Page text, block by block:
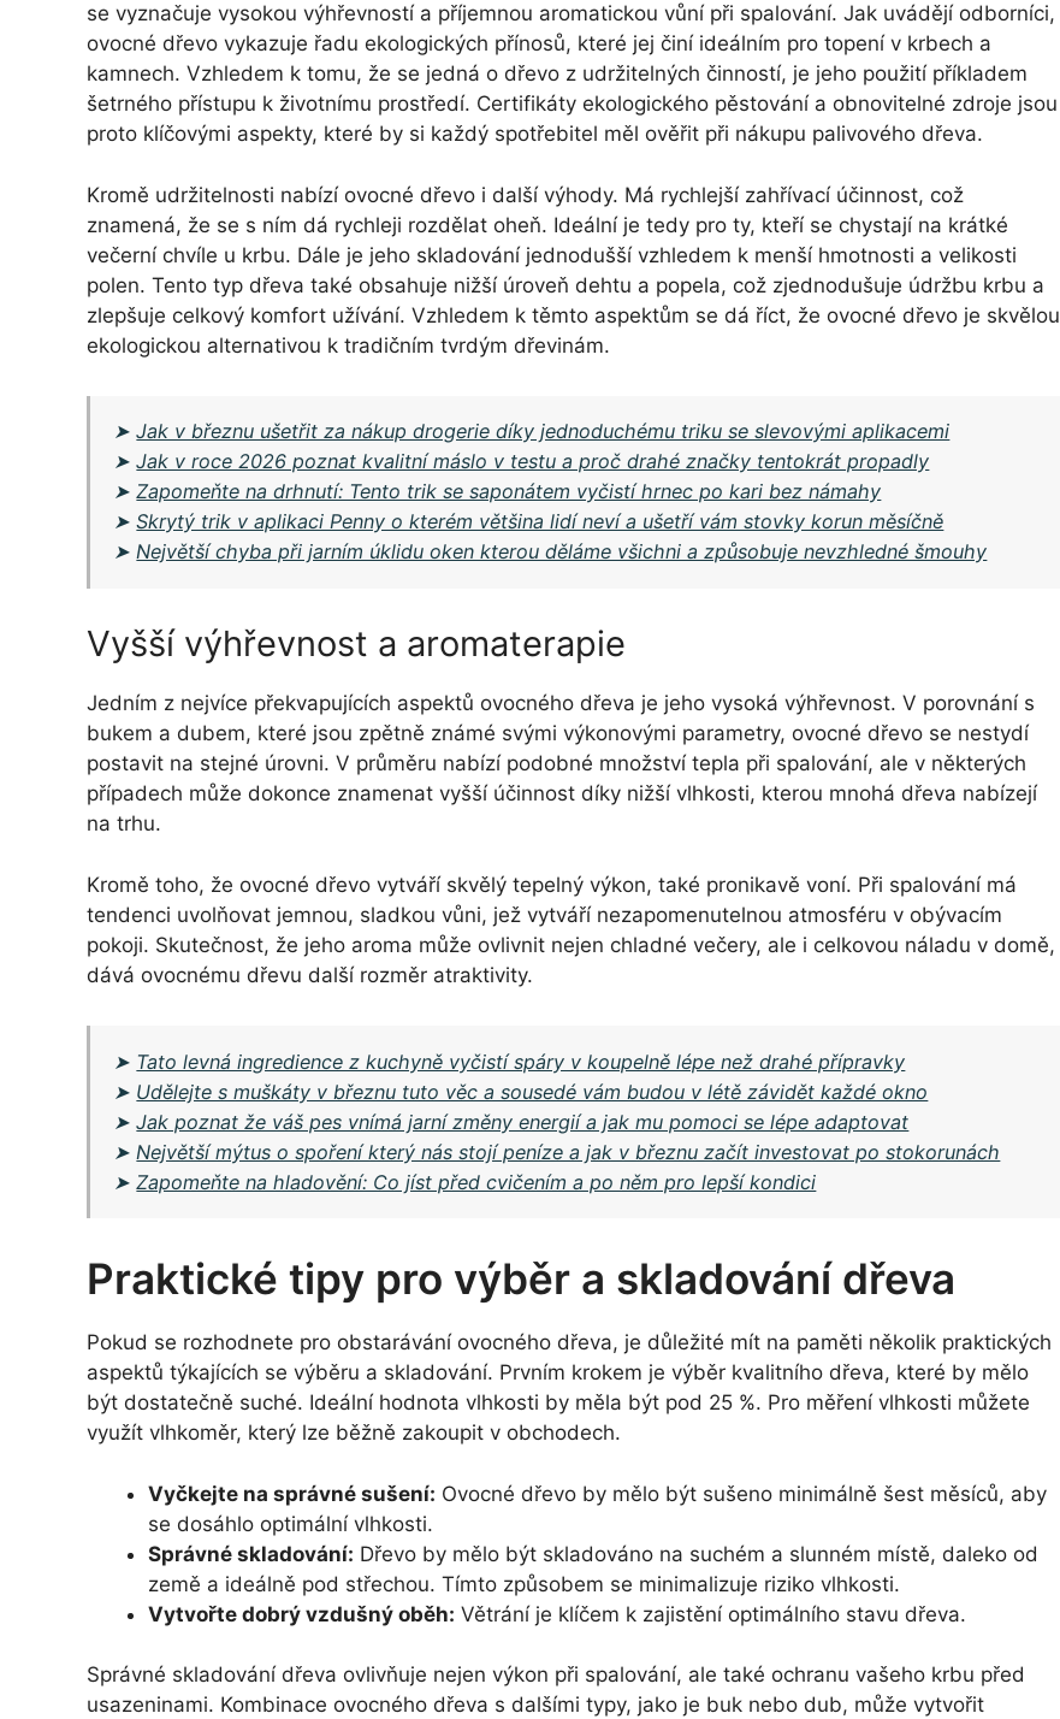
se vyznačuje vysokou výhřevností a příjemnou aromatickou vůní při spalování. Jak uvádějí odborníci,
ovocné dřevo vykazuje řadu ekologických přínosů, které jej činí ideálním pro topení v krbech a
kamnech. Vzhledem k tomu, že se jedná o dřevo z udržitelných činností, je jeho použití příkladem
šetrného přístupu k životnímu prostředí. Certifikáty ekologického pěstování a obnovitelné zdroje jsou
proto klíčovými aspekty, které by si každý spotřebitel měl ověřit při nákupu palivového dřeva.
Kromě udržitelnosti nabízí ovocné dřevo i další výhody. Má rychlejší zahřívací účinnost, což
znamená, že se s ním dá rychleji rozdělat oheň. Ideální je tedy pro ty, kteří se chystají na krátké
večerní chvíle u krbu. Dále je jeho skladování jednodušší vzhledem k menší hmotnosti a velikosti
polen. Tento typ dřeva také obsahuje nižší úroveň dehtu a popela, což zjednodušuje údržbu krbu a
zlepšuje celkový komfort užívání. Vzhledem k těmto aspektům se dá říct, že ovocné dřevo je skvělou
ekologickou alternativou k tradičním tvrdým dřevinám.
➤Jak v březnu ušetřit za nákup drogerie díky jednoduchému triku se slevovými aplikacemi
➤Jak v roce 2026 poznat kvalitní máslo v testu a proč drahé značky tentokrát propadly
➤Zapomeňte na drhnutí: Tento trik se saponátem vyčistí hrnec po kari bez námahy
➤Skrytý trik v aplikaci Penny o kterém většina lidí neví a ušetří vám stovky korun měsíčně
➤Největší chyba při jarním úklidu oken kterou děláme všichni a způsobuje nevzhledné šmouhy
Vyšší výhřevnost a aromaterapie
Jedním z nejvíce překvapujících aspektů ovocného dřeva je jeho vysoká výhřevnost. V porovnání s
bukem a dubem, které jsou zpětně známé svými výkonovými parametry, ovocné dřevo se nestydí
postavit na stejné úrovni. V průměru nabízí podobné množství tepla při spalování, ale v některých
případech může dokonce znamenat vyšší účinnost díky nižší vlhkosti, kterou mnohá dřeva nabízejí
na trhu.
Kromě toho, že ovocné dřevo vytváří skvělý tepelný výkon, také pronikavě voní. Při spalování má
tendenci uvolňovat jemnou, sladkou vůni, jež vytváří nezapomenutelnou atmosféru v obývacím
pokoji. Skutečnost, že jeho aroma může ovlivnit nejen chladné večery, ale i celkovou náladu v domě,
dává ovocnému dřevu další rozměr atraktivity.
➤ Tato levná ingredience z kuchyně vyčistí spáry v koupelně lépe než drahé přípravky
➤ Udělejte s muškáty v březnu tuto věc a sousedé vám budou v létě závidět každé okno
➤Jak poznat že váš pes vnímá jarní změny energií a jak mu pomoci se lépe adaptovat
➤ Největší mýtus o spoření který nás stojí peníze a jak v březnu začít investovat po stokorunách
➤Zapomeňte na hladovění: Co jíst před cvičením a po něm pro lepší kondici
Praktické tipy pro výběr a skladování dřeva
Pokud se rozhodnete pro obstarávání ovocného dřeva, je důležité mít na paměti několik praktických
aspektů týkajících se výběru a skladování. Prvním krokem je výběr kvalitního dřeva, které by mělo
být dostatečně suché. Ideální hodnota vlhkosti by měla být pod 25 %. Pro měření vlhkosti můžete
využít vlhkoměr, který lze běžně zakoupit v obchodech.
Vyčkejte na správné sušení: Ovocné dřevo by mělo být sušeno minimálně šest měsíců, aby
se dosáhlo optimální vlhkosti.
Správné skladování: Dřevo by mělo být skladováno na suchém a slunném místě, daleko od
země a ideálně pod střechou. Tímto způsobem se minimalizuje riziko vlhkosti.
Vytvořte dobrý vzdušný oběh: Větrání je klíčem k zajistění optimálního stavu dřeva.
Správné skladování dřeva ovlivňuje nejen výkon při spalování, ale také ochranu vašeho krbu před
usazeninami. Kombinace ovocného dřeva s dalšími typy, jako je buk nebo dub, může vytvořit